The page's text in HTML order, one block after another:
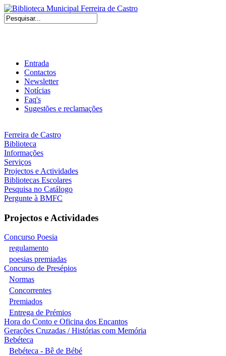
Entrada
Contactos
Newsletter
Notícias
Faq's
Sugestões e reclamações
Ferreira de Castro
Biblioteca
Informações
Serviços
Projectos e Actividades
Bibliotecas Escolares
Pesquisa no Catálogo
Pergunte à BMFC
Projectos e Actividades
Concurso Poesia
regulamento
poesias premiadas
Concurso de Presépios
Normas
Concorrentes
Premiados
Entrega de Prémios
Hora do Conto e Oficina dos Encantos
Gerações Cruzadas / Histórias com Memória
Bebéteca
Bebéteca - Bê de Bébé